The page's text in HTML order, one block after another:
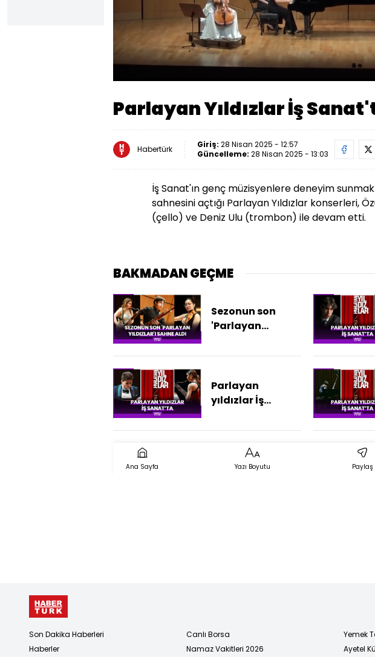
Yüklendi:
39.40%
Parlayan Yıldızlar İş
Habertürk Giriş: 28 Nisan 2025 - 12:57
Güncelleme: 28 Nisan 2025 - 13:03
İş Sanat'ın genç müzisyenlere deneyim
sahnesini açtığı Parlayan Yıldızlar konserleri,
(çello) ve Deniz Ulu (trombon) ile devam etti.
BAKMADAN GEÇME
Sezonun son
'Parlayan
Sanat'ta sahne
Parlayan
yıldızlar İş
Ana Sayfa Yazı Boyutu Paylaş
Son Dakika Haberleri
Haberler
Canlı Borsa
Namaz Vakitleri 2026
Yemek
Ayetel